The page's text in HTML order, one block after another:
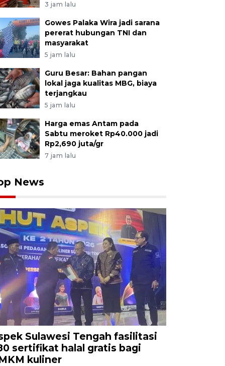
3 jam lalu
Gowes Palaka Wira jadi sarana
pererat hubungan TNI dan
masyarakat
5 jam lalu
Guru Besar: Bahan pangan
lokal jaga kualitas MBG, biaya
terjangkau
5 jam lalu
Harga emas Antam pada
Sabtu meroket Rp40.000 jadi
Rp2,690 juta/gr
7 jam lalu
News
Sulawesi Tengah fasilitasi
sertifikat halal gratis bagi
kuliner